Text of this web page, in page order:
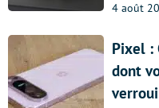
4 août
Pixel :
dont